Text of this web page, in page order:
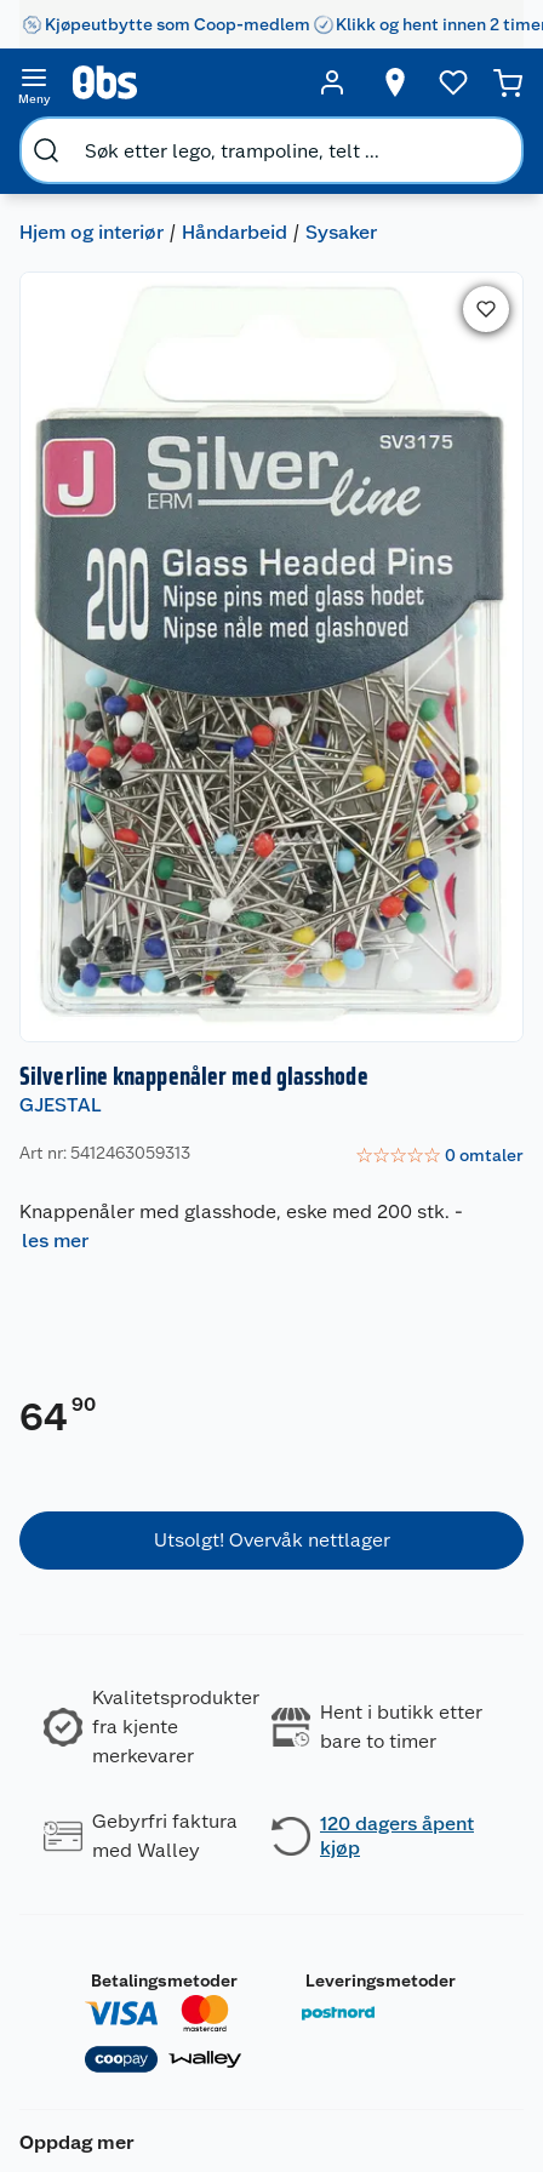
Kjøpeutbytte som Coop-medlem Klikk og hent innen 2
Meny
Hjem og interiør Håndarbeid Sysaker
Silverline knappenåler med glasshode
GJESTAL
Art nr: 5412463059313 ☆☆☆☆☆ 0omtaler
Knappenåler med glasshode, eske med 200 stk. -
les mer
64 90
Utsolgt! Overvåk nettlager
Kvalitetsprodukter
fra kjente
merkevarer
Hent i butikk etter
bare to timer
Gebyrfri faktura
med Walley
120 dagers åpent
kjøp
Betalingsmetoder Leveringsmetoder
Oppdag mer